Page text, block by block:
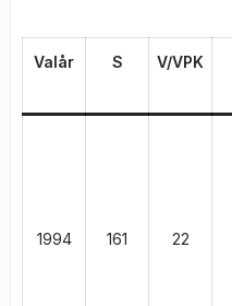
Valår S V/VPK
1994 161 22